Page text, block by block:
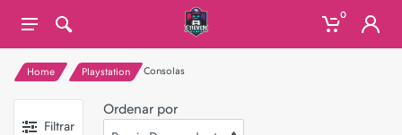
0
Home Playstation Consolas
Filtrar
Ordenar por